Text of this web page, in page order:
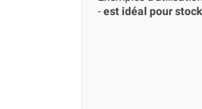
-est idéal pour